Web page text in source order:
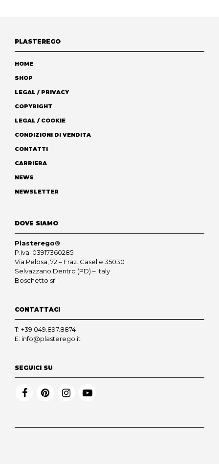
PLASTEREGO
HOME
SHOP
LEGAL / PRIVACY
COPYRIGHT
LEGAL / COOKIE
CONDIZIONI DI VENDITA
CONTATTI
CARRIERA
NEWS
NEWSLETTER
DOVE SIAMO
Plasterego®
P.Iva: 03917360285
Via Pelosa, 72 – Fraz. Caselle 35030
Selvazzano Dentro (PD) – Italy
Boschetto srl
CONTATTACI
T: +39.049.897.8874
E: info@plasterego.it
SEGUICI SU